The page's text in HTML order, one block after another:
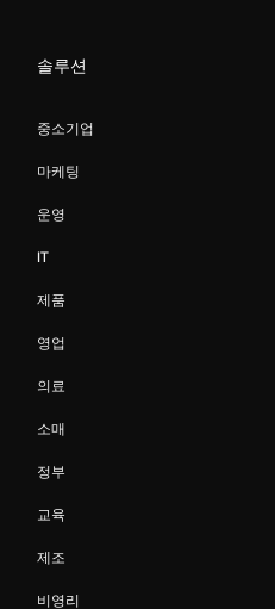
솔루션
중소기업
마케팅
운영
IT
제품
영업
의료
소매
정부
교육
제조
비영리